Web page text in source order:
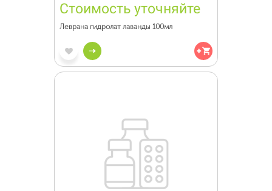
Стоимость уточняйте
Леврана гидролат лаванды 100мл